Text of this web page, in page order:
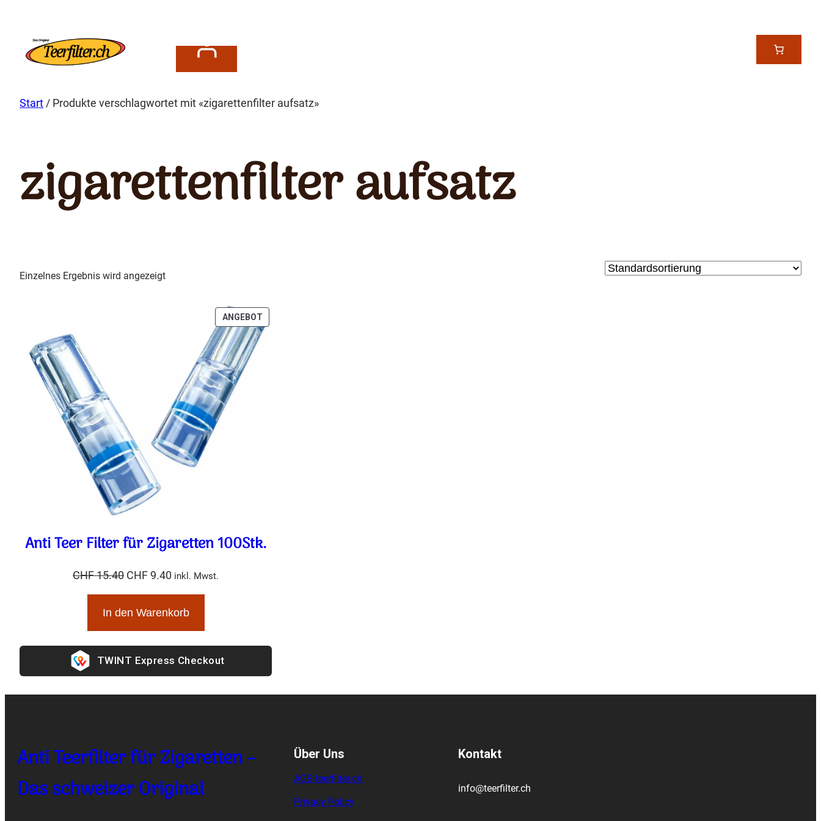
springen
Start / Produkte verschlagwortet mit «zigarettenfilter aufsatz»
zigarettenfilter aufsatz
Einzelnes Ergebnis wird angezeigt
ANGEBOTPRODUKT
IM
Anti Teer Filter für Zigaretten 100Stk.
CHF15.40 Ursprünglicher
Preis
war:
CHF 15.40
CHF 9.40 Aktueller
Preis
ist:
CHF 9.40.
inkl. Mwst.
In den Warenkorb
Express Checkout
Anti Teerfilter für Zigaretten –
Das schweizer Original
Über Uns
AGB teerfilter.ch
Privacy Policy
Kontakt
info@teerfilter.ch